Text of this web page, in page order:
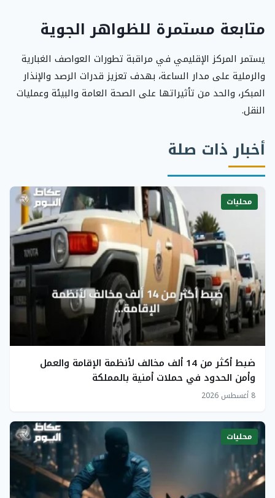
متابعة مستمرة للظواهر الجوية
يستمر المركز الإقليمي في مراقبة تطورات العواصف الغبارية
والرملية على مدار الساعة، بهدف تعزيز قدرات الرصد والإنذار
المبكر، والحد من تأثيراتها على الصحة العامة والبيئة وعمليات
النقل.
أخبار ذات صلة
محليات
ضبط أكثر من 14 ألف مخالف لأنظمة الإقامة والعمل
وأمن الحدود في حملات أمنية بالمملكة
8 أغسطس 2026
محليات